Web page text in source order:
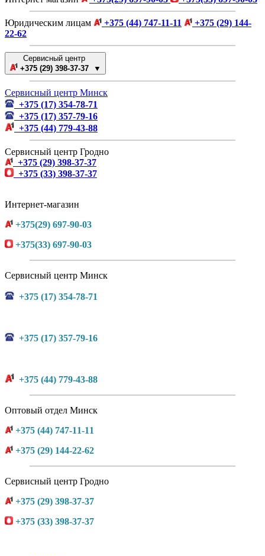
Юридическим лицам +375 (44) 747-11-11
+375 (29) 144-
22-62
Сервисный центр
+375 (29) 398-37-37 ▼
Сервисный центр Минск
+375 (17) 354-78-71
+375 (17) 357-79-16
+375 (44) 779-43-88
Сервисный центр Гродно
+375 (29) 398-37-37
+375 (33) 398-37-37
Интернет-магазин
+375(29) 697-90-03
+375(33) 697-90-03
Сервисный центр Минск
+375 (17) 354-78-71
+375 (17) 357-79-16
+375 (44) 779-43-88
Оптовый отдел Минск
+375 (44) 747-11-11
+375 (29) 144-22-62
Сервисный центр Гродно
+375 (29) 398-37-37
+375 (33) 398-37-37